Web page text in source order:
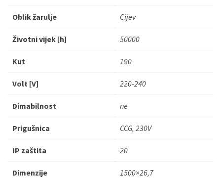
Oblik žarulje Cijev
Životni vijek [h] 50000
Kut 190
Volt [V] 220-240
Dimabilnost ne
Prigušnica CCG, 230V
IP zaštita 20
Dimenzije 1500×26,7